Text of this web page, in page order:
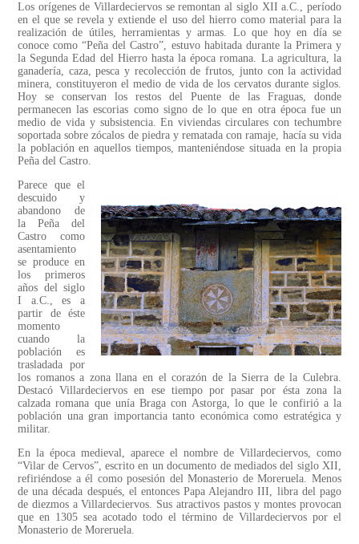
Los orígenes de Villardeciervos se remontan al siglo XII a.C., período
en el que se revela y extiende el uso del hierro como material para la
realización de útiles, herramientas y armas. Lo que hoy en día se
conoce como “Peña del Castro”, estuvo habitada durante la Primera y
la Segunda Edad del Hierro hasta la época romana. La agricultura, la
ganadería, caza, pesca y recolección de frutos, junto con la actividad
minera, constituyeron el medio de vida de los cervatos durante siglos.
Hoy se conservan los restos del Puente de las Fraguas, donde
permanecen las escorias como signo de lo que en otra época fue un
medio de vida y subsistencia. En viviendas circulares con techumbre
soportada sobre zócalos de piedra y rematada con ramaje, hacía su vida
la población en aquellos tiempos, manteniéndose situada en la propia
Peña del Castro.
Parece que el
descuido y
abandono de
la Peña del
Castro como
asentamiento
se produce en
los primeros
años del siglo
I a.C., es a
partir de éste
momento
cuando la
población es
trasladada por
los romanos a zona llana en el corazón de la Sierra de la Culebra.
Destacó Villardeciervos en ese tiempo por pasar por ésta zona la
calzada romana que unía Braga con Astorga, lo que le confirió a la
población una gran importancia tanto económica como estratégica y
militar.
En la época medieval, aparece el nombre de Villardeciervos, como
“Vilar de Cervos”, escrito en un documento de mediados del siglo XII,
refiriéndose a él como posesión del Monasterio de Moreruela. Menos
de una década después, el entonces Papa Alejandro III, libra del pago
de diezmos a Villardeciervos. Sus atractivos pastos y montes provocan
que en 1305 sea acotado todo el término de Villardeciervos por el
Monasterio de Moreruela.